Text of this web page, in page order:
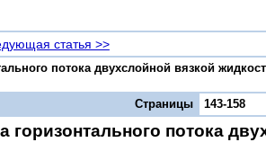
статья >>
потока двухслойной вязкой
Страницы 143-158
потока